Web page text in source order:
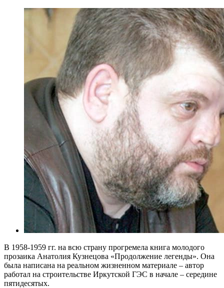
В 1958-1959 гг. на всю страну прогремела книга молодого
прозаика Анатолия Кузнецова «Продолжение легенды». Она
была написана на реальном жизненном материале – автор
работал на строительстве Иркутской ГЭС в начале – середине
пятидесятых.